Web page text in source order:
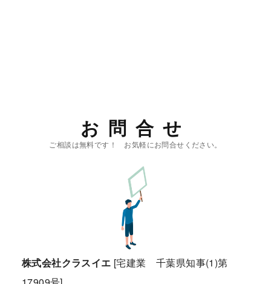
お問合せ
株式会社クラスイエ [宅建業 千葉県知事(1)第